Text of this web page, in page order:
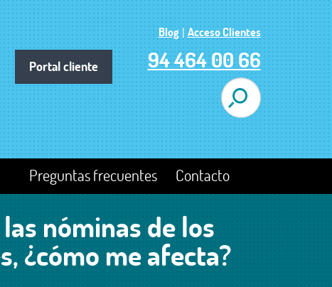
Portal cliente
Blog | Acceso Clientes
94 464 00 66
Preguntas frecuentes Contacto
nóminas de los
¿cómo me afecta?